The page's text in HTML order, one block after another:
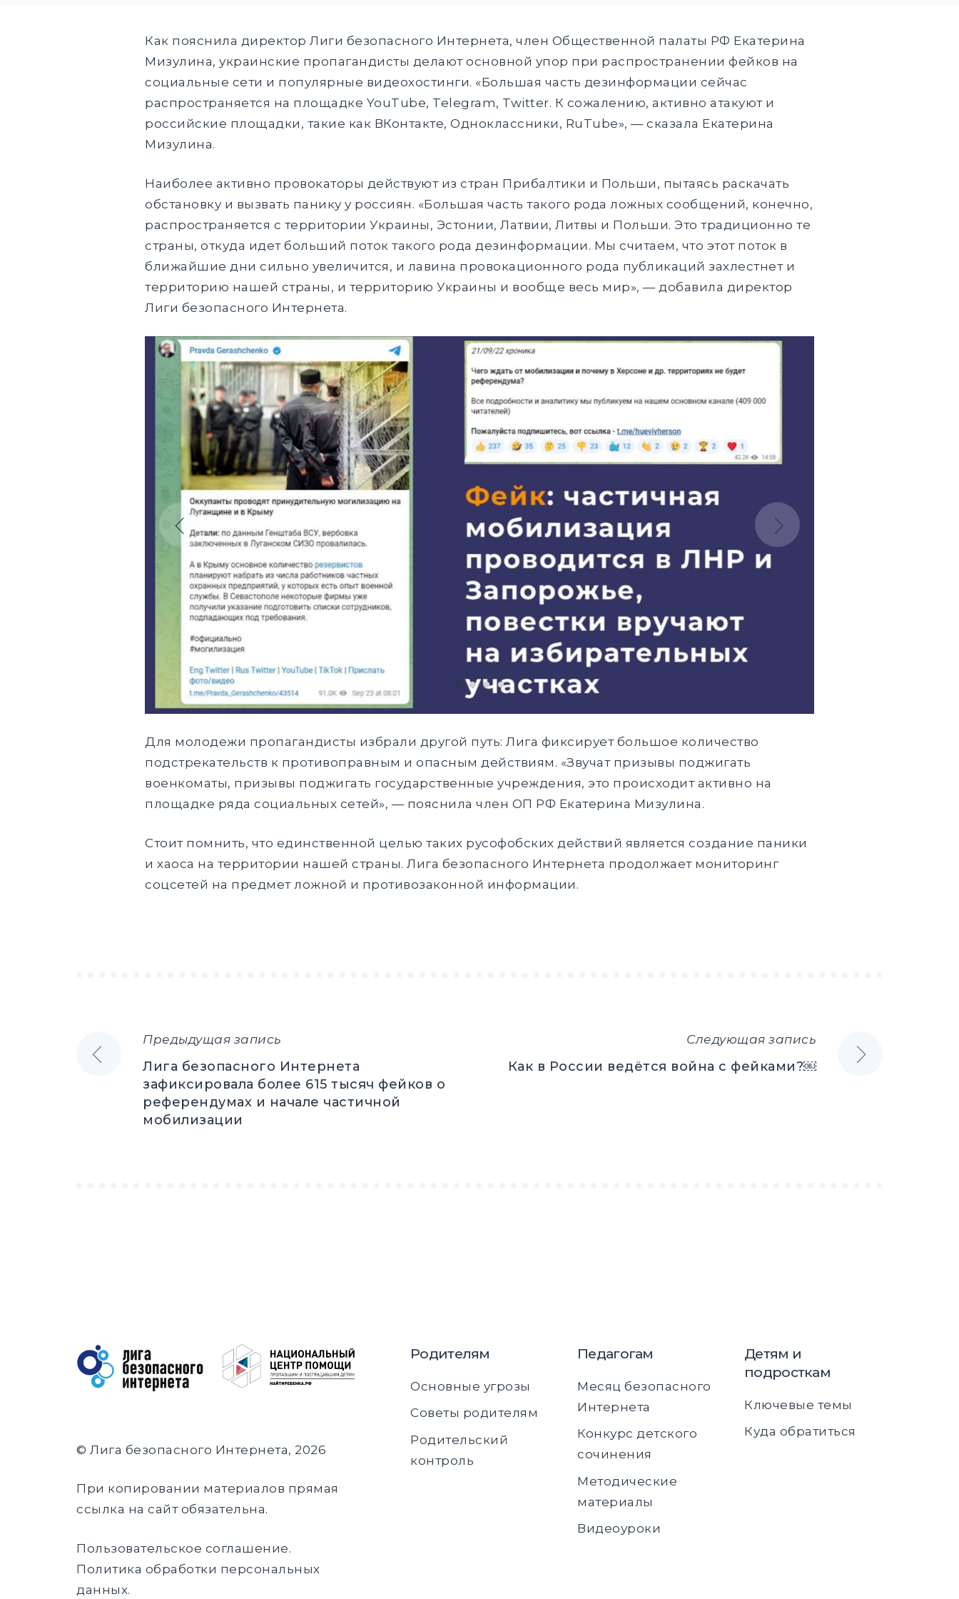
Как пояснила директор Лиги безопасного Интернета, член Общественной палаты РФ Екатерина
Мизулина, украинские пропагандисты делают основной упор при распространении фейков на
социальные сети и популярные видеохостинги. «Большая часть дезинформации сейчас
распространяется на площадке YouTube, Telegram, Twitter. К сожалению, активно атакуют и
российские площадки, такие как ВКонтакте, Одноклассники, RuTube», — сказала Екатерина
Мизулина.
Наиболее активно провокаторы действуют из стран Прибалтики и Польши, пытаясь раскачать
обстановку и вызвать панику у россиян. «Большая часть такого рода ложных сообщений, конечно,
распространяется с территории Украины, Эстонии, Латвии, Литвы и Польши. Это традиционно те
страны, откуда идет больший поток такого рода дезинформации. Мы считаем, что этот поток в
ближайшие дни сильно увеличится, и лавина провокационного рода публикаций захлестнет и
территорию нашей страны, и территорию Украины и вообще весь мир», — добавила директор
Лиги безопасного Интернета.
Для молодежи пропагандисты избрали другой путь: Лига фиксирует большое количество
подстрекательств к противоправным и опасным действиям. «Звучат призывы поджигать
военкоматы, призывы поджигать государственные учреждения, это происходит активно на
площадке ряда социальных сетей», — пояснила член ОП РФ Екатерина Мизулина.
Стоит помнить, что единственной целью таких русофобских действий является создание паники
и хаоса на территории нашей страны. Лига безопасного Интернета продолжает мониторинг
соцсетей на предмет ложной и противозаконной информации.
Навигация
записям
Предыдущая запись
Лига безопасного Интернета
зафиксировала более 615 тысяч фейков о
референдумах и начале частичной
мобилизации
Следующая запись
Как в России ведётся война с фейками?￼
© Лига безопасного Интернета, 2026
При копировании материалов прямая
ссылка на сайт обязательна.
Пользовательское соглашение.
Политика обработки персональных
данных.
Родителям
Основные угрозы
Советы родителям
Родительский
контроль
Педагогам
Месяц безопасного
Интернета
Конкурс детского
сочинения
Методические
материалы
Видеоуроки
Детям и
подросткам
Ключевые темы
Куда обратиться